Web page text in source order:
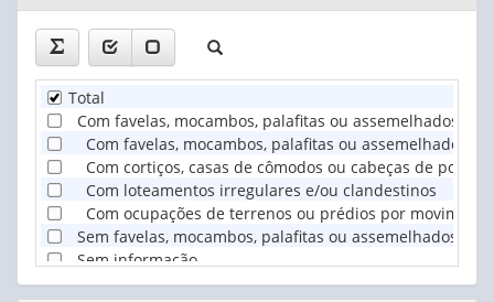
Total
Com favelas, mocambos, palafitas ou assemelhados;
Com favelas, mocambos, palafitas ou assemelhados
Com cortiços, casas de cômodos ou cabeças de porco
Com loteamentos irregulares e/ou clandestinos
Com ocupações de terrenos ou prédios por
Sem favelas, mocambos, palafitas ou assemelhados,
Sem informação